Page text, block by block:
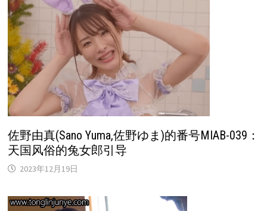
佐野由真(Sano Yuma,佐野ゆま)的番号MIAB-039：
天国风俗的兔女郎引导
2023年12月19日